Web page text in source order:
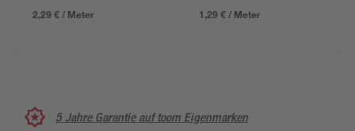
2,29 € / Meter 1,29 € / Meter
5 Jahre Garantie auf toom Eigenmarken